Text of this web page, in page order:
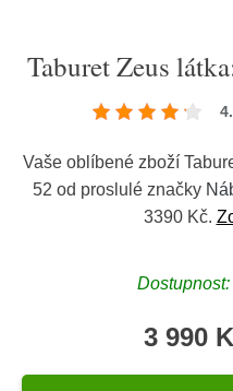
Taburet Zeus
Vaše oblíbené zboží
52 od proslulé značky
3390 Kč.
3 990